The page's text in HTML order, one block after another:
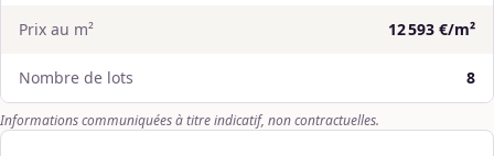
Prix au m² 12 593 €/m²
Nombre de lots 8
Informations communiquées à titre indicatif, non contractuelles.